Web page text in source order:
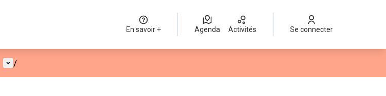
En savoir + Agenda Activités Se connecter
Menu utilisateur
/